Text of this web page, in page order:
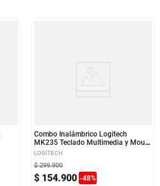
Combo Inalámbrico Logitech
MK235 Teclado Multimedia y Mouse
Ambidiestro + Pad Mouse Studio
LOGITECH
$ 154.900 -48%
$ 299.900